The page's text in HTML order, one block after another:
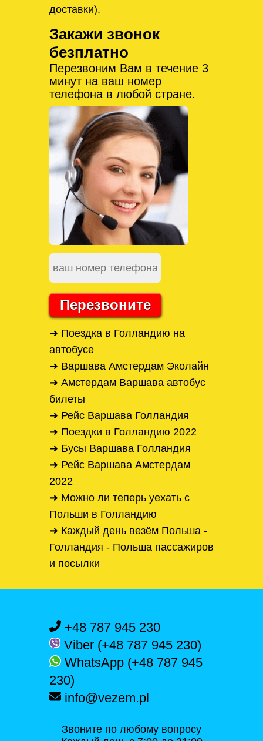
доставки).
Закажи звонок
безплатно
Перезвоним Вам в течение 3
минут на ваш номер
телефона в любой стране.
Перезвоните
➜ Поездка в Голландию на
автобусе
➜ Варшава Амстердам Эколайн
➜ Амстердам Варшава автобус
билеты
➜ Рейс Варшава Голландия
➜ Поездки в Голландию 2022
➜ Бусы Варшава Голландия
➜ Рейс Варшава Амстердам
2022
➜ Можно ли теперь уехать с
Польши в Голландию
➜ Каждый день везём Польша -
Голландия - Польша пассажиров
и посылки
+48 787 945 230
Viber (+48 787 945 230)
WhatsApp (+48 787 945
230)
info@vezem.pl
Звоните по любому вопросу